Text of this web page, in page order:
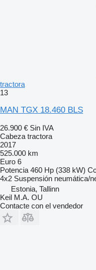
tractora
13
MAN TGX 18.460 BLS
26.900 € Sin IVA
Cabeza tractora
2017
525.000 km
Euro 6
Potencia 460 Hp (338 kW)
4x2 Suspensión neumática/
Estonia, Tallinn
Keil M.A. OU
Contacte con el vendedor